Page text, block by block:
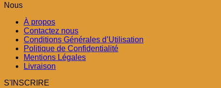
Nous
À propos
Contactez nous
Conditions Générales d’Utilisation
Politique de Confidentialité
Mentions Légales
Livraison
S'INSCRIRE